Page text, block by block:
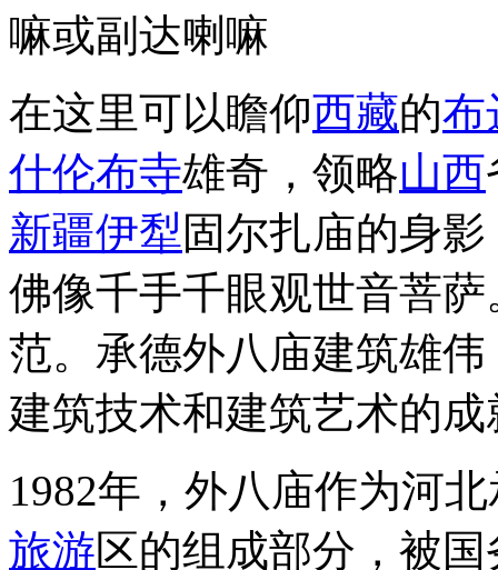
嘛或副达喇嘛
在这里可以瞻仰西藏的布
什伦布寺雄奇，领略山西
新疆伊犁固尔扎庙的身
佛像千手千眼观世音菩
范。承德外八庙建筑雄
建筑技术和建筑艺术的成
1982年，外八庙作为河
旅游区的组成部分，被